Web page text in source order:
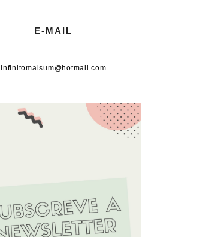
E-MAIL
infinitomaisum@hotmail.com